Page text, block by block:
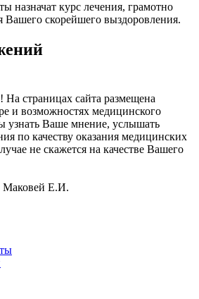
назначат курс лечения, грамотно
Вашего скорейшего выздоровления.
страницах сайта размещена
и возможностях медицинского
узнать Ваше мнение, услышать
по качеству оказания медицинских
не скажется на качестве Вашего
Маковей Е.И.